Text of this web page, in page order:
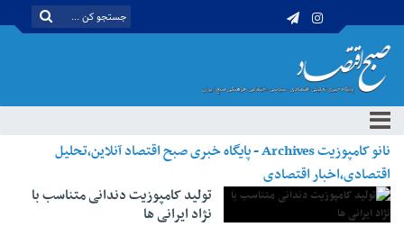
نانو کامپوزیت Archives - پایگاه خبری صبح اقتصاد آنلاین،تحلیل
اقتصادی،اخبار اقتصادی
تولید کامپوزیت دندانی متناسب با
نژاد ایرانی ها